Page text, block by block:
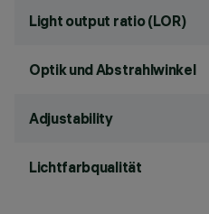
Light output ratio (LOR)
Optik und Abstrahlwinkel
Adjustability
Lichtfarbqualität